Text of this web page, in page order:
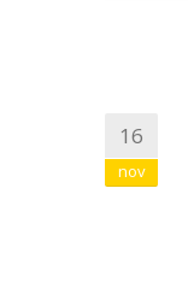
16
nov